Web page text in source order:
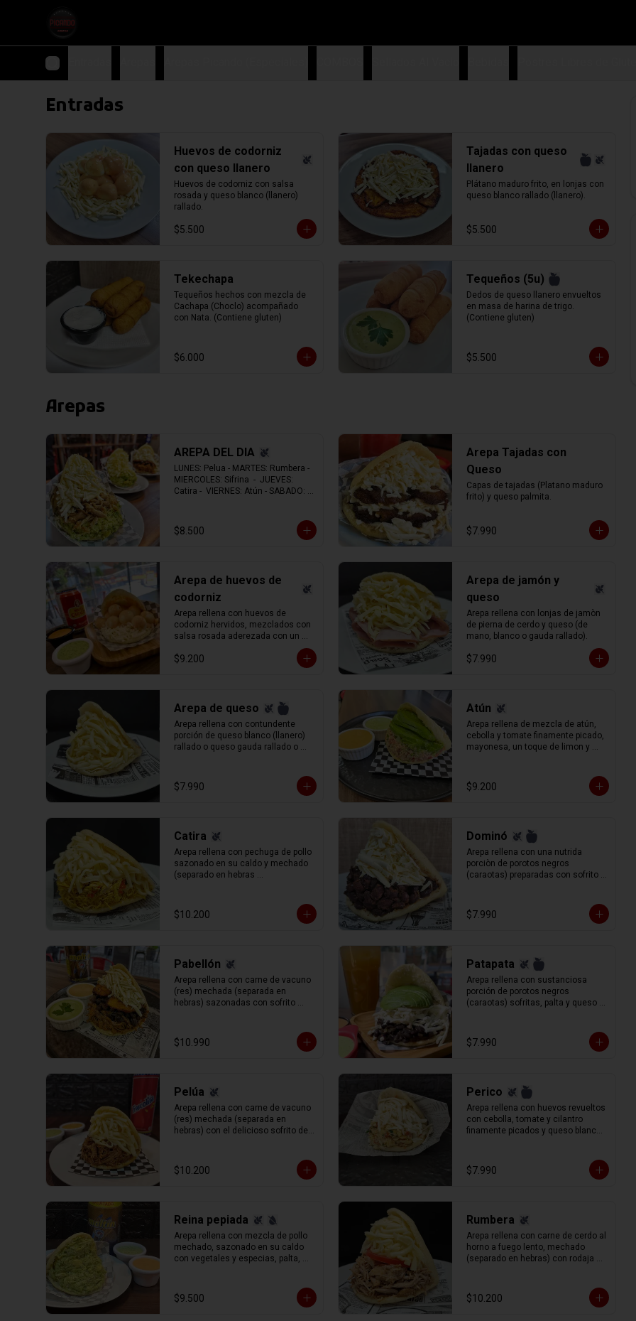
Entradas
Huevos de codorniz
con queso llanero
Huevos de codorniz con salsa
rosada y queso blanco (llanero)
rallado.
$5.500
Tajadas con queso
llanero
Plátano maduro frito, en lonjas con
queso blanco rallado (llanero).
$5.500
Tekechapa
Tequeños hechos con mezcla de
Cachapa (Choclo) acompañado
con Nata. (Contiene gluten)
$6.000
Tequeños (5u)
Dedos de queso llanero envueltos
en masa de harina de trigo.
(Contiene gluten)
$5.500
Arepas
AREPA DEL DIA
LUNES: Pelua - MARTES: Rumbera -
MIERCOLES: Sifrina  -  JUEVES:
Catira -  VIERNES: Atún - SABADO:
$8.500
Arepa Tajadas con
Queso
Capas de tajadas (Platano maduro
frito) y queso palmita.
$7.990
Arepa de huevos de
codorniz
Arepa rellena con huevos de
codorniz hervidos, mezclados con
salsa rosada aderezada con un
(llanero) rallado.
$9.200
Arepa de jamón y
queso
Arepa rellena con lonjas de jamòn
de pierna de cerdo y queso (de
mano, blanco o gauda rallado).
$7.990
Arepa de queso
Arepa rellena con contundente
porción de queso blanco (llanero)
rallado o queso gauda rallado o
$7.990
Atún
Arepa rellena de mezcla de atún,
cebolla y tomate finamente picado,
mayonesa, un toque de limon y
$9.200
Catira
Arepa rellena con pechuga de pollo
sazonado en su caldo y mechado
(separado en hebras
$10.200
Dominó
Arepa rellena con una nutrida
porciòn de porotos negros
(caraotas) preparadas con sofrito
$7.990
Pabellón
Arepa rellena con carne de vacuno
(res) mechada (separada en
hebras) sazonadas con sofrito
tajadas y queso blanco rallado.
$10.990
Patapata
Arepa rellena con sustanciosa
porción de porotos negros
(caraotas) sofritas, palta y queso
$7.990
Pelúa
Arepa rellena con carne de vacuno
(res) mechada (separada en
hebras) con el delicioso sofrito del
rallado.
$10.200
Perico
Arepa rellena con huevos revueltos
con cebolla, tomate y cilantro
finamente picados y queso blanco
$7.990
Reina pepiada
Arepa rellena con mezcla de pollo
mechado, sazonado en su caldo
con vegetales y especias, palta,
$9.500
Rumbera
Arepa rellena con carne de cerdo al
horno a fuego lento, mechado
(separado en hebras) con rodaja de
$10.200